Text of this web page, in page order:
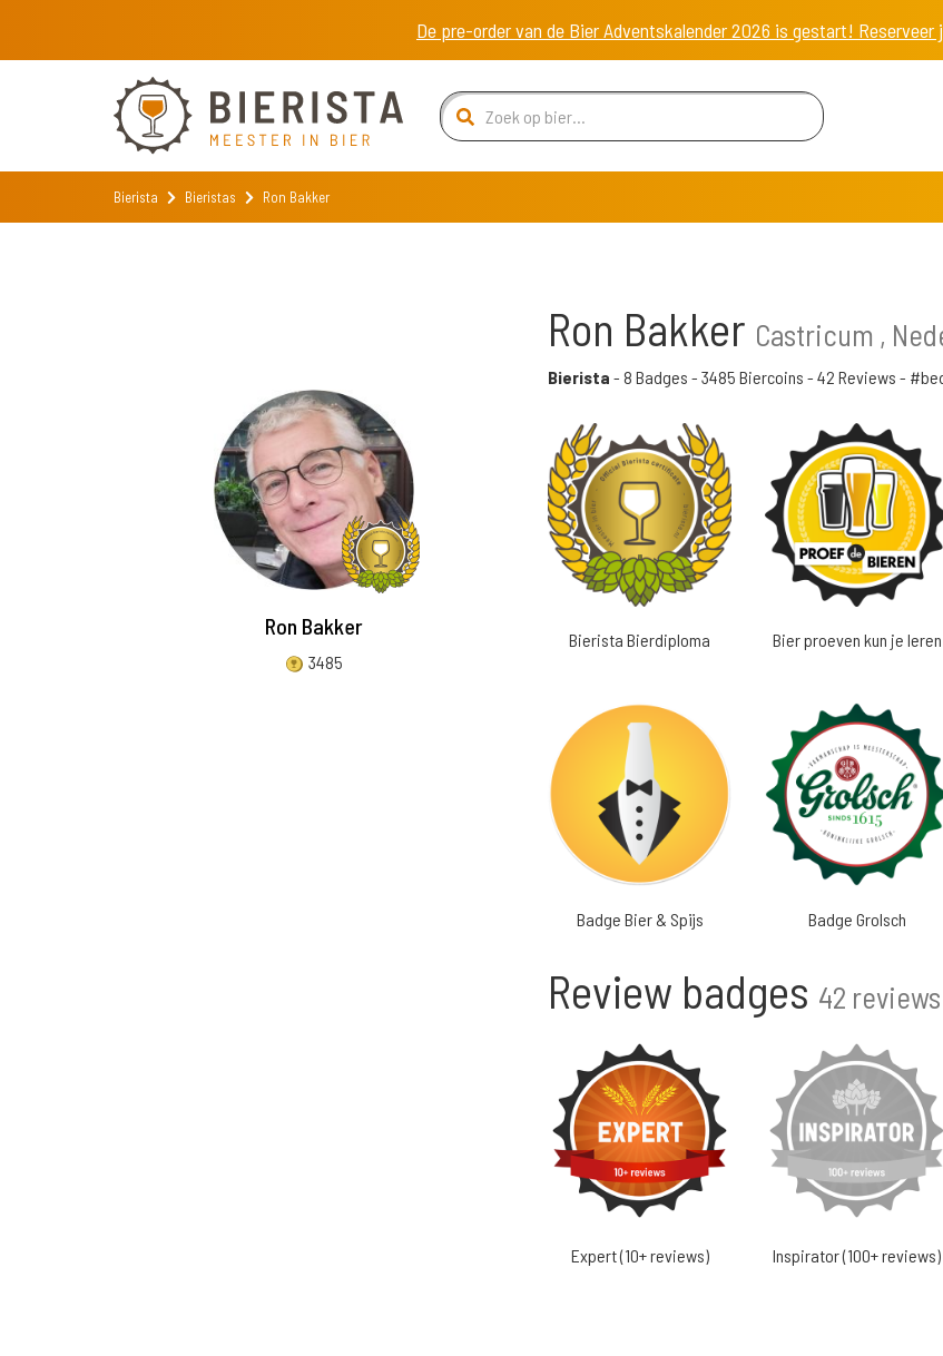
De pre-order van de Bier Adventskalender 2026 is gestart!
Bierista Bieristas Ron Bakker
Ron Bakker
3485
Ron Bakker Castricum ,
Bierista - 8 Badges - 3485 Biercoins - 42 Reviews -
Bierista Bierdiploma Bier proeven kun je leren
Badge Bier & Spijs Badge Grolsch
Review badges 42 reviews
Expert (10+ reviews) Inspirator (100+ reviews)